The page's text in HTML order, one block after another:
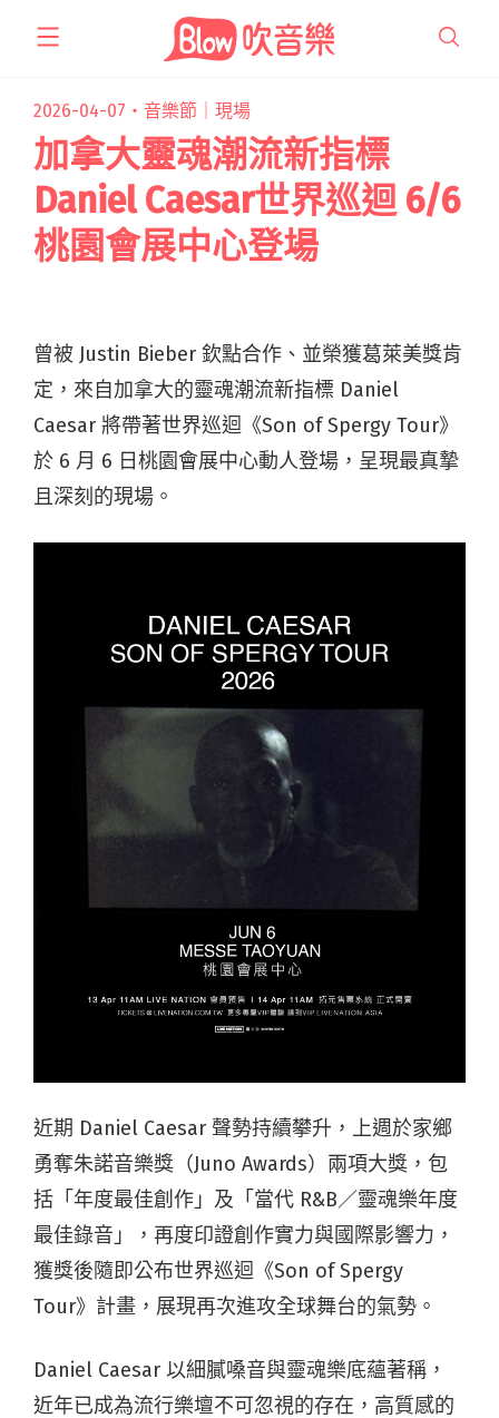
2026-04-07・ 音樂節｜現場
加拿大靈魂潮流新指標
Daniel Caesar世界巡迴 6/6
桃園會展中心登場
曾被 Justin Bieber 欽點合作、並榮獲葛萊美獎肯
定，來自加拿大的靈魂潮流新指標 Daniel
Caesar 將帶著世界巡迴《Son of Spergy Tour》
於 6 月 6 日桃園會展中心動人登場，呈現最真摯
且深刻的現場。
近期 Daniel Caesar 聲勢持續攀升，上週於家鄉
勇奪朱諾音樂獎（Juno Awards）兩項大獎，包
括「年度最佳創作」及「當代 R&B／靈魂樂年度
最佳錄音」，再度印證創作實力與國際影響力，
獲獎後隨即公布世界巡迴《Son of Spergy
Tour》計畫，展現再次進攻全球舞台的氣勢。
Daniel Caesar 以細膩嗓音與靈魂樂底蘊著稱，
近年已成為流行樂壇不可忽視的存在，高質感的